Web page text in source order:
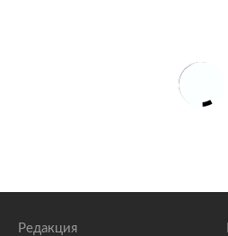
Редакция